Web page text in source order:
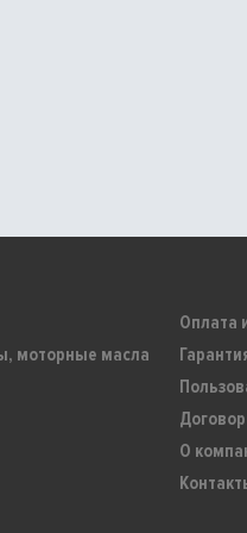
моторные масла
Оплата
О